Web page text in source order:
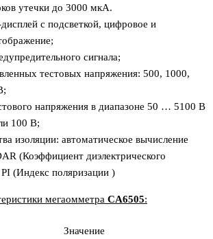
утечки до 3000 мкА.
с подсветкой, цифровое и
сигнала;
тестовых напряжения: 500, 1000,
напряжения в диапазоне 50 … 5100 В
100 В;
изоляции: автоматическое вычисление
(Коэффициент диэлектрического
(Индекс поляризации )
мегаомметра CA6505:
Значение